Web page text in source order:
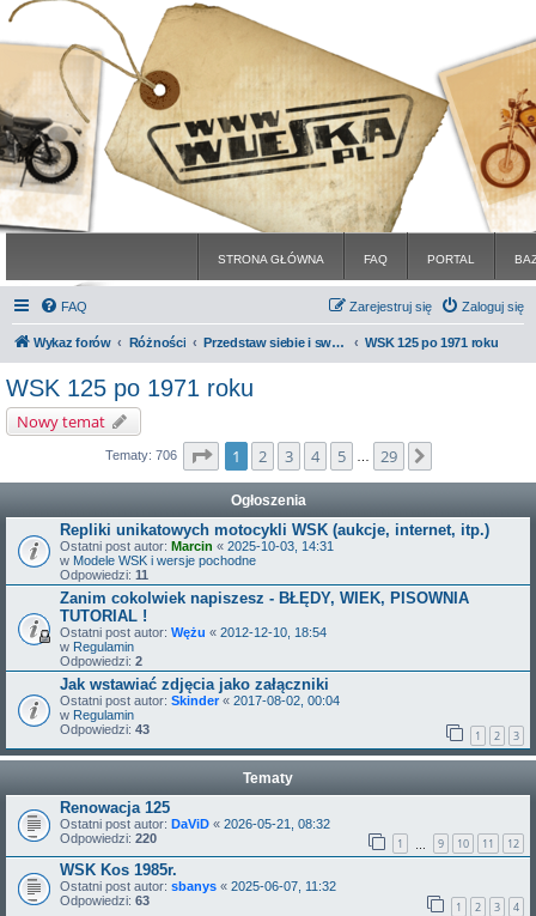
STRONA GŁÓWNA FAQ PORTAL
FAQ Zaloguj się
Zarejestruj się
Wykaz forów Różności Przedstaw siebie i swoje maszyny WSK 125 po 1971 roku
WSK 125 po 1971 roku
Nowy temat
Tematy: 706 Strona1 z29
1 2 3 4 5 29
Ogłoszenia
Repliki unikatowych motocykli WSK (aukcje, internet, itp.)
Ostatni post autor: Marcin « 2025-10-03, 14:31
w Modele WSK i wersje pochodne
Odpowiedzi: 11
Zanim cokolwiek napiszesz - BŁĘDY, WIEK, PISOWNIA
TUTORIAL !
Ostatni post autor: Wężu « 2012-12-10, 18:54
w Regulamin
Odpowiedzi: 2
Jak wstawiać zdjęcia jako załączniki
Ostatni post autor: Skinder« 2017-08-02, 00:04
w Regulamin
Odpowiedzi: 43 1 2 3
Tematy
Renowacja 125
Ostatni post autor: DaViD « 2026-05-21, 08:32
Odpowiedzi: 220 1 9 10 11 12
WSK Kos 1985r.
Ostatni post autor: sbanys « 2025-06-07, 11:32
Odpowiedzi: 63 1 2 3 4